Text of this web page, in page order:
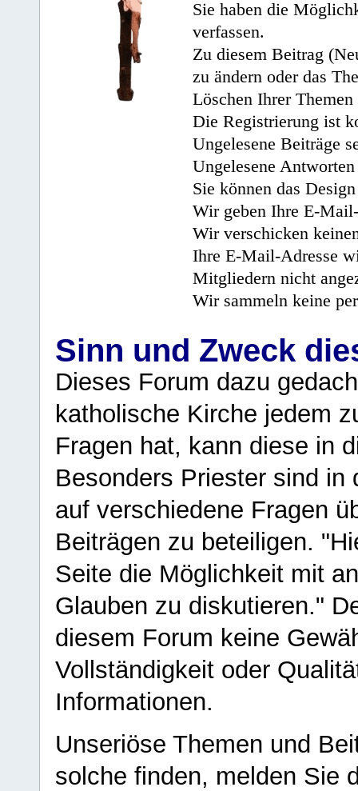
Sie haben die
verfassen.
Zu diesem Beitrag
zu ändern oder das
Löschen Ihrer
Die Registrierung ist
Ungelesene Beiträge
Ungelesene
Sie können das
Wir geben Ihre E-
Wir verschicken
Ihre E-Mail-Adresse
Mitgliedern nicht
Wir sammeln keine
Sinn und Zweck
Dieses Forum dazu
katholische Kirche jedem
Fragen hat, kann diese in
Besonders Priester sind in
auf verschiedene Fragen
Beiträgen zu beteiligen.
Seite die Möglichkeit mit
Glauben zu diskutieren."
diesem Forum keine
Vollständigkeit oder
Informationen.
Unseriöse Themen und
solche finden, melden Sie